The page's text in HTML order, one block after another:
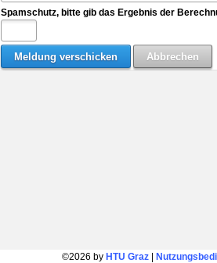
Spamschutz, bitte gib das Ergebnis der
©2026 by HTU Graz|